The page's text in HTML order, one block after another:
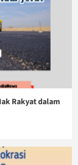
Rakyat dalam